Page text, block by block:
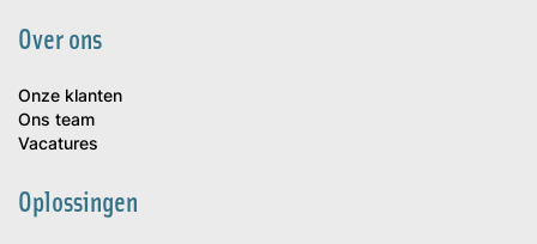
Over ons
Onze klanten
Ons team
Vacatures
Oplossingen